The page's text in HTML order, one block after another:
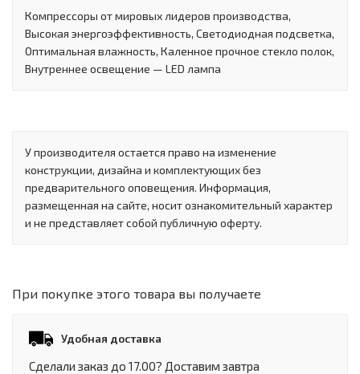
Компрессоры от мировых лидеров производства,
Высокая энергоэффективность, Светодиодная подсветка,
Оптимальная влажность, Каленное прочное стекло полок,
Внутреннее освещение — LED лампа
У производителя остается право на изменение
конструкции, дизайна и комплектующих без
предварительного оповещения. Информация,
размещенная на сайте, носит ознакомительный характер
и не представляет собой публичную оферту.
При покупке этого товара вы получаете
Удобная доставка
Сделали заказ до 17.00? Доставим завтра